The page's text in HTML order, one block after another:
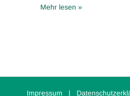
Mehr lesen »
Impressum |